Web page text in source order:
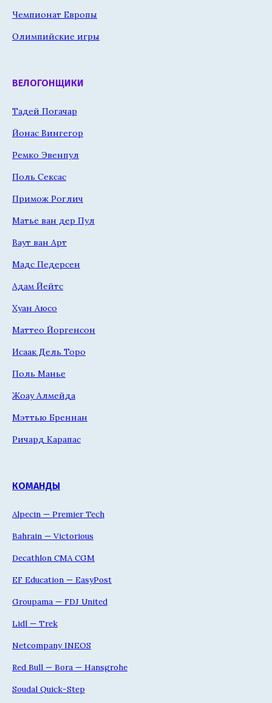
Чемпионат Европы
Олимпийские игры
ВЕЛОГОНЩИКИ
Тадей Погачар
Йонас Вингегор
Ремко Эвенпул
Поль Сексас
Примож Роглич
Матье ван дер Пул
Ваут ван Арт
Мадс Педерсен
Адам Йейтс
Хуан Аюсо
Маттео Йоргенсон
Исаак Дель Торо
Поль Манье
Жоау Алмейда
Мэттью Бреннан
Ричард Карапас
КОМАНДЫ
Alpecin — Premier Tech
Bahrain — Victorious
Decathlon CMA CGM
EF Education — EasyPost
Groupama — FDJ United
Lidl — Trek
Netcompany INEOS
Red Bull — Bora — Hansgrohe
Soudal Quick-Step